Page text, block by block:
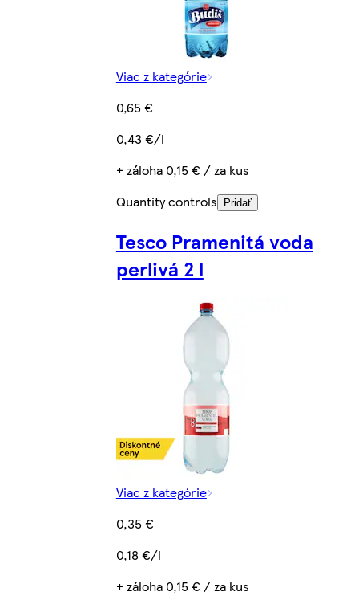
Viac z kategórie
0,65 €
0,43 €/l
+ záloha 0,15 € / za kus
Quantity controls
Pridať
Tesco Pramenitá voda
perlivá 2 l
Viac z kategórie
0,35 €
0,18 €/l
+ záloha 0,15 € / za kus